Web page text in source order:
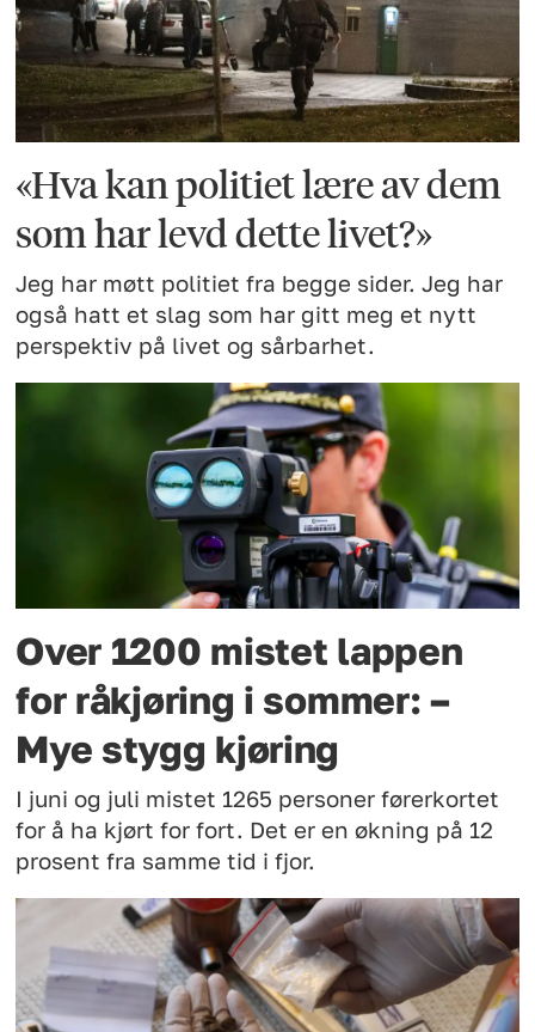
«Hva kan politiet lære av dem
som har levd dette livet?»
Jeg har møtt politiet fra begge sider. Jeg har
også hatt et slag som har gitt meg et nytt
perspektiv på livet og sårbarhet.
Over 1200 mistet lappen
for råkjøring i sommer: –
Mye stygg kjøring
I juni og juli mistet 1265 personer førerkortet
for å ha kjørt for fort. Det er en økning på 12
prosent fra samme tid i fjor.